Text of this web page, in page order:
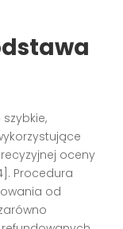
oceny
. Procedura
od